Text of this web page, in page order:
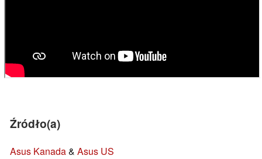
Źródło(a)
Asus Kanada& Asus US